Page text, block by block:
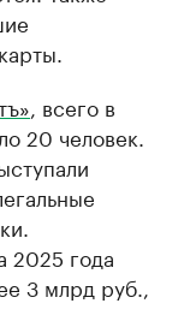
, всего в
20 человек.
2025 года
3 млрд руб.,